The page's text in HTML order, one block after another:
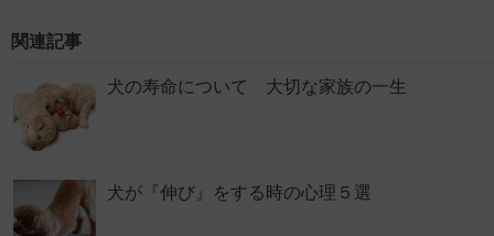
関連記事
犬の寿命について 大切な家族の一生
犬が『伸び』をする時の心理５選